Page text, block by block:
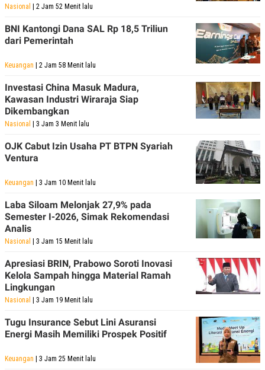
Nasional | 2 Jam 52 Menit lalu
BNI Kantongi Dana SAL Rp 18,5 Triliun
dari Pemerintah
Keuangan | 2 Jam 58 Menit lalu
Investasi China Masuk Madura,
Kawasan Industri Wiraraja Siap
Dikembangkan
Nasional | 3 Jam 3 Menit lalu
OJK Cabut Izin Usaha PT BTPN Syariah
Ventura
Keuangan | 3 Jam 10 Menit lalu
Laba Siloam Melonjak 27,9% pada
Semester I-2026, Simak Rekomendasi
Analis
Nasional | 3 Jam 15 Menit lalu
Apresiasi BRIN, Prabowo Soroti Inovasi
Kelola Sampah hingga Material Ramah
Lingkungan
Nasional | 3 Jam 19 Menit lalu
Tugu Insurance Sebut Lini Asuransi
Energi Masih Memiliki Prospek Positif
Keuangan | 3 Jam 25 Menit lalu